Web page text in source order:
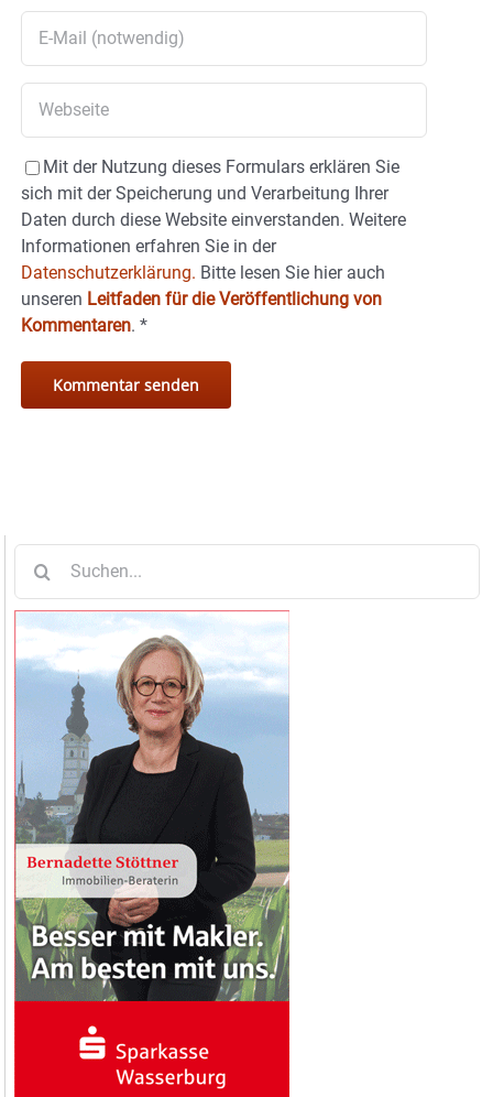
Mit der Nutzung dieses Formulars erklären Sie
sich mit der Speicherung und Verarbeitung Ihrer
Daten durch diese Website einverstanden. Weitere
Informationen erfahren Sie in der
Datenschutzerklärung. Bitte lesen Sie hier auch
unseren Leitfaden für die Veröffentlichung von
Kommentaren. *
nach: